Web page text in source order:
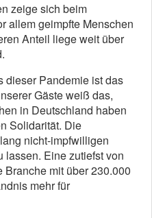
zeige sich beim
allem geimpfte Menschen
Anteil liege weit über
dieser Pandemie ist das
Gäste weiß das,
in Deutschland haben
Solidarität. Die
nicht-impfwilligen
lassen. Eine zutiefst von
mit über 230.000
mehr für